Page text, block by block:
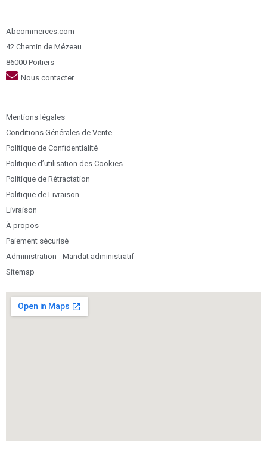
Abcommerces.com
42 Chemin de Mézeau
86000 Poitiers
Nous contacter
Mentions légales
Conditions Générales de Vente
Politique de Confidentialité
Politique d’utilisation des Cookies
Politique de Rétractation
Politique de Livraison
Livraison
À propos
Paiement sécurisé
Administration - Mandat administratif
Sitemap